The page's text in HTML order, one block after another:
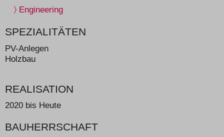
Engineering
SPEZIALITÄTEN
PV-Anlegen
Holzbau
REALISATION
2020 bis Heute
BAUHERRSCHAFT